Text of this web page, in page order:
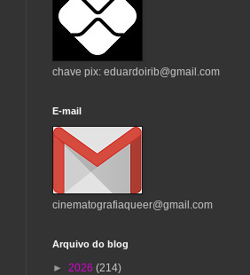
chave pix: eduardoirib@gmail.com
E-mail
cinematografiaqueer@gmail.com
Arquivo do blog
► 2026 (214)